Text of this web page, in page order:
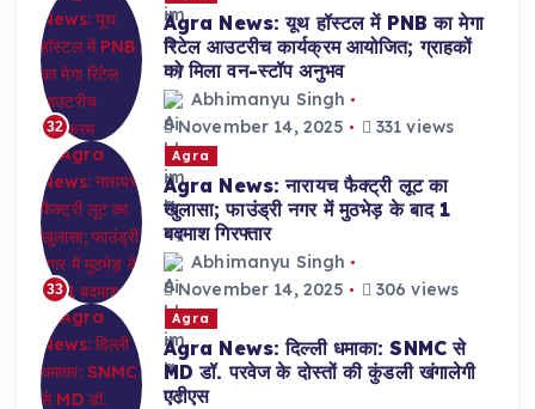
32
Agra News: यूथ हॉस्टल में PNB का मेगा
रिटेल आउटरीच कार्यक्रम आयोजित; ग्राहकों
को मिला वन-स्टॉप अनुभव
Abhimanyu Singh
November 14, 2025
331 views
33
Agra
Agra News: नारायच फैक्ट्री लूट का
खुलासा; फाउंड्री नगर में मुठभेड़ के बाद 1
बदमाश गिरफ्तार
Abhimanyu Singh
November 14, 2025
306 views
Agra
Agra News: दिल्ली धमाका: SNMC से
MD डॉ. परवेज के दोस्तों की कुंडली खंगालेगी
एटीएस